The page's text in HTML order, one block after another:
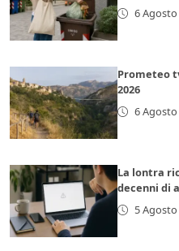
6 Agosto
Prometeo
2026
6 Agosto
La lontra
decenni di
5